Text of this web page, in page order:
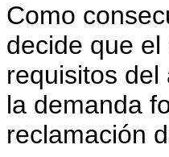
Como
decide que
requisitos
la demanda
reclamación